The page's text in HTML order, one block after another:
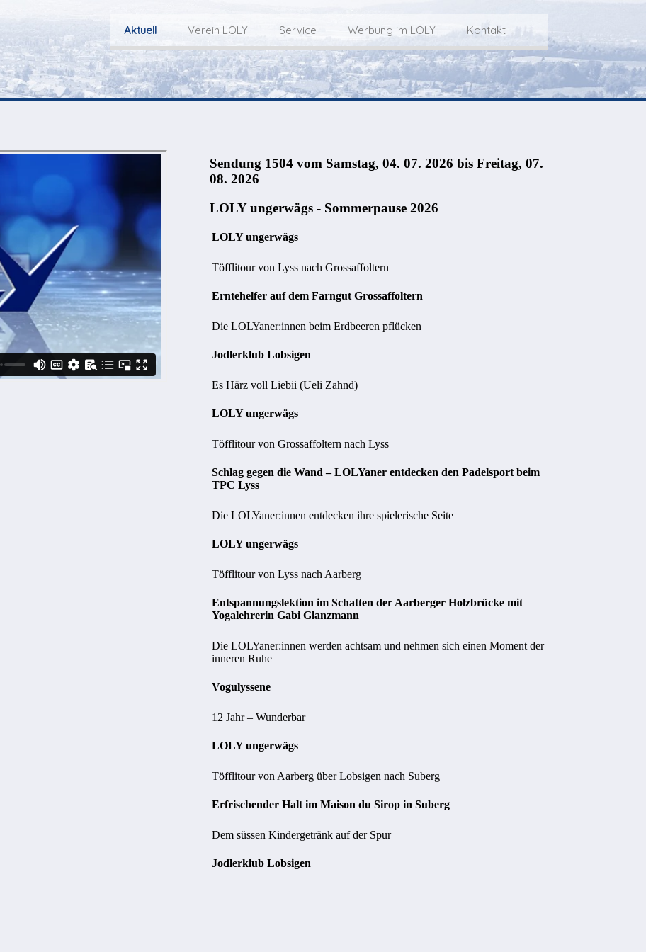
Aktuell
Willkommen bei LOLY – «Hie
bini deheim»
Aktuell
Gottesdienste Online
Nächste Events
Verein LOLY
Der Fernseh-Verein
Macher
Redaktionsgebiet
Lokalfernsehen (VJ)
Service
Service
Sendungs-Archiv
Agenda
Werbung im LOLY
Werbung im LOLY
Die Fakts rund um
Lokalfernseh-Werbung
Unsere ProduzentInnen
Kontakt
Kontakt zu LOLY
weitere
Kontaktmöglichkeiten